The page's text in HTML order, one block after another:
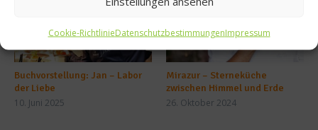
Cookie-RichtlinieDatenschutzbestimmungenImpressum
Buchvorstellung: Jan – Labor
der Liebe
10. Juni 2025
Mirazur – Sterneküche
zwischen Himmel und Erde
26. Oktober 2024